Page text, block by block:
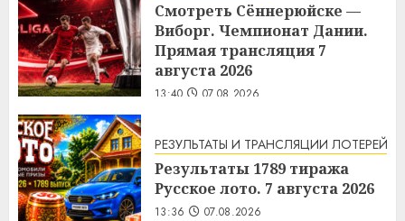
Смотреть Сённерюйске —
Виборг. Чемпионат Дании.
Прямая трансляция 7
августа 2026
13:40 07.08.2026
РЕЗУЛЬТАТЫ И ТРАНСЛЯЦИИ ЛОТЕРЕЙ
Результаты 1789 тиража
Русское лото. 7 августа 2026
13:36 07.08.2026